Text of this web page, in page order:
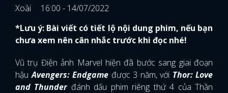
Xoài
16:00 - 14/07/2022
*Lưu ý: Bài viết có tiết lộ nội dung phim, nếu bạn
chưa xem nên cân nhắc trước khi đọc nhé!
Vũ trụ Điện ảnh Marvel hiện đã bước sang giai đoạn
hậuAvengers: Endgame được 3 năm, với Thor: Love
and Thunder đánh dấu phim riêng thứ 4 của Thần